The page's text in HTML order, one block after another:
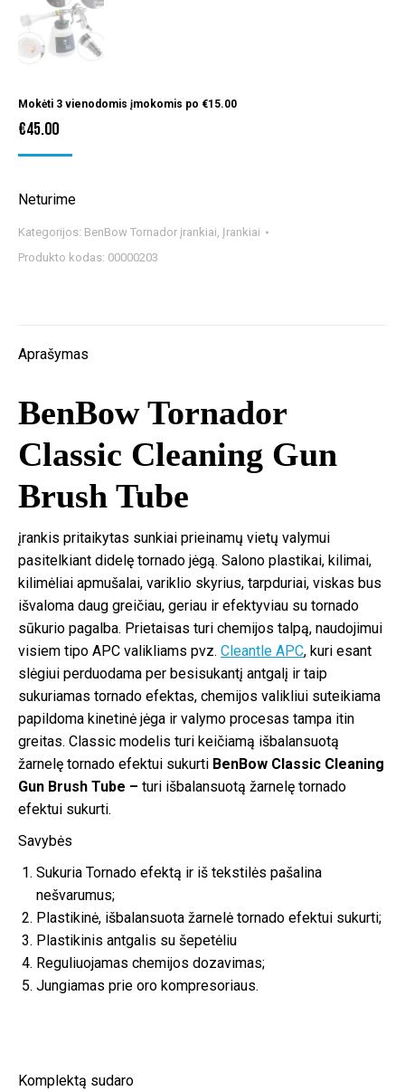
Mokėti 3 vienodomis įmokomis po €15.00
€45.00
Neturime
Kategorijos: BenBow Tornador įrankiai, Įrankiai
Produkto kodas: 00000203
Aprašymas
BenBow Tornador
Classic Cleaning Gun
Brush Tube
įrankis pritaikytas sunkiai prieinamų vietų valymui
pasitelkiant didelę tornado jėgą. Salono plastikai, kilimai,
kilimėliai apmušalai, variklio skyrius, tarpduriai, viskas bus
išvaloma daug greičiau, geriau ir efektyviau su tornado
sūkurio pagalba. Prietaisas turi chemijos talpą, naudojimui
visiem tipo APC valikliams pvz. Cleantle APC, kuri esant
slėgiui perduodama per besisukantį antgalį ir taip
sukuriamas tornado efektas, chemijos valikliui suteikiama
papildoma kinetinė jėga ir valymo procesas tampa itin
greitas. Classic modelis turi keičiamą išbalansuotą
žarnelę tornado efektui sukurti BenBow Classic Cleaning
Gun Brush Tube – turi išbalansuotą žarnelę tornado
efektui sukurti.
Savybės
Sukuria Tornado efektą ir iš tekstilės pašalina
nešvarumus;
Plastikinė, išbalansuota žarnelė tornado efektui sukurti;
Plastikinis antgalis su šepetėliu
Reguliuojamas chemijos dozavimas;
Jungiamas prie oro kompresoriaus.
Komplektą sudaro